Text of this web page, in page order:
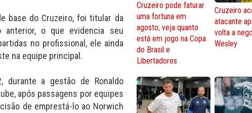
base do Cruzeiro, foi titular da
anterior, o que evidencia seu
no profissional, ele ainda
na equipe principal.
durante a gestão de Ronaldo
após passagens por equipes
de emprestá-lo ao Norwich
Cruzeiro pode faturar
uma fortuna em
agosto; veja quanto
está em jogo na Copa
do Brasil e
Libertadores
Cruzeiro
atacante
volta a
Wesley